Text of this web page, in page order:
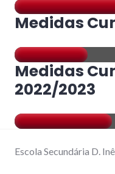
Medidas
Medidas
2022/2023
Escola Secundária D.